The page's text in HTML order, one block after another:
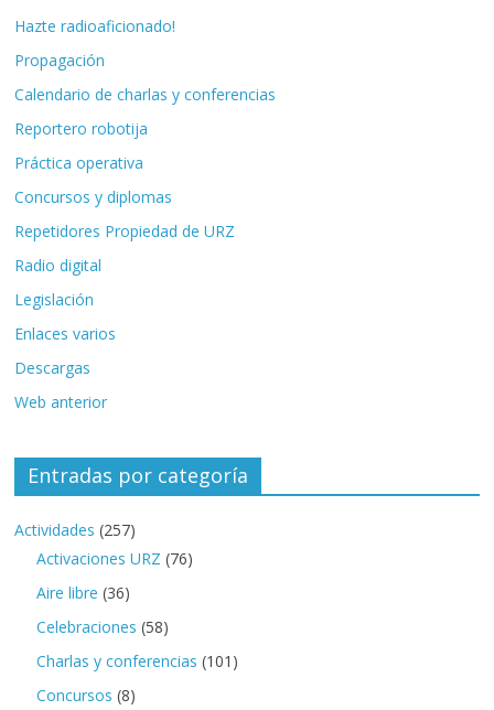
Hazte radioaficionado!
Propagación
Calendario de charlas y conferencias
Reportero robotija
Práctica operativa
Concursos y diplomas
Repetidores Propiedad de URZ
Radio digital
Legislación
Enlaces varios
Descargas
Web anterior
Entradas por categoría
Actividades (257)
Activaciones URZ (76)
Aire libre (36)
Celebraciones (58)
Charlas y conferencias (101)
Concursos (8)